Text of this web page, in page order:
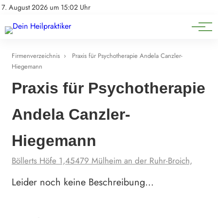
7. August 2026 um 15:02 Uhr
Impressum
Natürliche Medizin
Heilpflanzen & Kräuterkunde
Firmenverzeichnis ›
Praxis für Psychotherapie Andela Canzler-
Hiegemann
Praxis für Psychotherapie
Andela Canzler-
Hiegemann
Böllerts Höfe 1,45479 Mülheim an der Ruhr-Broich,
Leider noch keine Beschreibung…